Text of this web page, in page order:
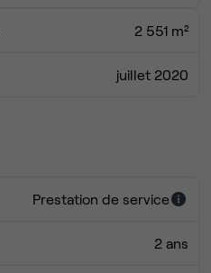
2 551 m²
juillet 2020
Prestation de service
2 ans